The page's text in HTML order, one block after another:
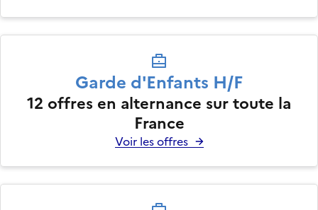
Garde d'Enfants H/F
12 offres en alternance sur toute la
France
Voir les offres